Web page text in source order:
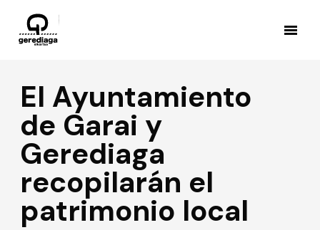
El Ayuntamiento
de Garai y
Gerediaga
recopilarán el
patrimonio local